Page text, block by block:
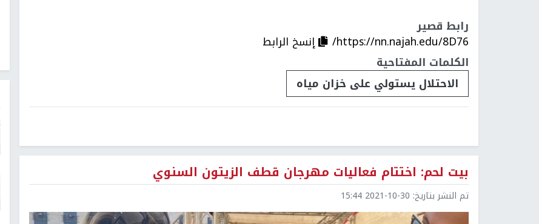
رابط قصير
https://nn.najah.edu/8D76/
إنسخ الرابط
الكلمات المفتاحية
الاحتلال يستولي على خزان مياه
بيت لحم: اختتام فعاليات مهرجان قطف الزيتون السنوي
تم النشر بتاريخ: 2021-10-30 15:44